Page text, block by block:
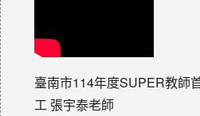
臺南市114年度SUPER教師
工 張宇泰老師